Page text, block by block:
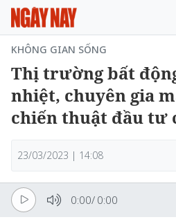
KHÔNG GIAN SỐNG
Thị trường bất
nhiệt, chuyên gia
chiến thuật đầu tư
23/03/2023 | 14:08
0:00/ 0:00